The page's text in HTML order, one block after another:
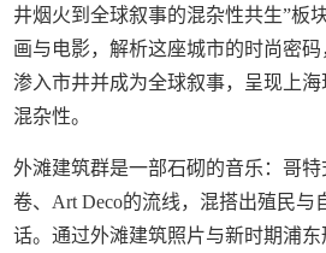
井烟火到全球叙事的混杂性共生”板
画与电影，解析这座城市的时尚密
渗入市井并成为全球叙事，呈现上海
混杂性。
外滩建筑群是一部石砌的音乐：哥
卷、Art Deco的流线，混搭出殖民与
话。通过外滩建筑照片与新时期浦